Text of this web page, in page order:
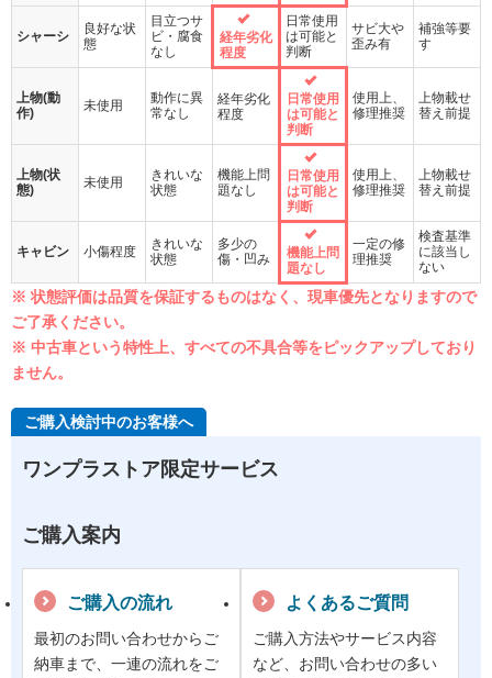
シャーシ
良好な状
態
目立つサ
ビ・腐食
なし
経年劣化
程度
日常使用
は可能と
判断
サビ大や
歪み有
補強等要
す
上物(動
作)
未使用
動作に異
常なし
経年劣化
程度
日常使用
は可能と
判断
使用上、
修理推奨
上物載せ
替え前提
上物(状
態)
未使用
きれいな
状態
機能上問
題なし
日常使用
は可能と
判断
使用上、
修理推奨
上物載せ
替え前提
キャビン 小傷程度
きれいな
状態
多少の
傷・凹み
機能上問
題なし
一定の修
理推奨
検査基準
に該当し
ない
※ 状態評価は品質を保証するものはなく、現車優先となりますので
ご了承ください。
※ 中古車という特性上、すべての不具合等をピックアップしており
ません。
ご購入検討中のお客様へ
ワンプラストア限定サービス
ご購入案内
ご購入の流れ
最初のお問い合わせからご
納車まで、一連の流れをご
よくあるご質問
ご購入方法やサービス内容
など、お問い合わせの多い